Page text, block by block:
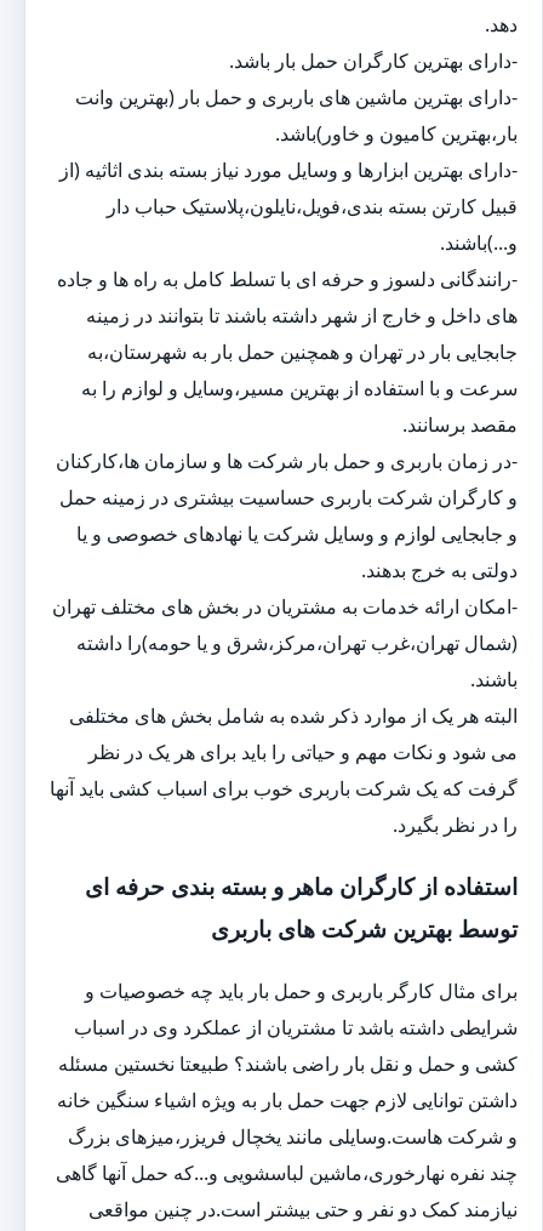
دهد.
-دارای بهترین کارگران حمل بار باشد.
-دارای بهترین ماشین های باربری و حمل بار (بهترین وانت
بار،بهترین کامیون و خاور)باشد.
-دارای بهترین ابزارها و وسایل مورد نیاز بسته بندی اثاثیه (از
قبیل کارتن بسته بندی،فویل،نایلون،پلاستیک حباب دار
و...)باشند.
-رانندگانی دلسوز و حرفه ای با تسلط کامل به راه ها و جاده
های داخل و خارج از شهر داشته باشند تا بتوانند در زمینه
جابجایی بار در تهران و همچنین حمل بار به شهرستان،به
سرعت و با استفاده از بهترین مسیر،وسایل و لوازم را به
مقصد برسانند.
-در زمان باربری و حمل بار شرکت ها و سازمان ها،کارکنان
و کارگران شرکت باربری حساسیت بیشتری در زمینه حمل
و جابجایی لوازم و وسایل شرکت یا نهادهای خصوصی و یا
دولتی به خرج بدهند.
-امکان ارائه خدمات به مشتریان در بخش های مختلف تهران
(شمال تهران،غرب تهران،مرکز،شرق و یا حومه)را داشته
باشند.
البته هر یک از موارد ذکر شده به شامل بخش های مختلفی
می شود و نکات مهم و حیاتی را باید برای هر یک در نظر
گرفت که یک شرکت باربری خوب برای اسباب کشی باید آنها
را در نظر بگیرد.
استفاده از کارگران ماهر و بسته بندی حرفه ای
توسط بهترین شرکت های باربری
برای مثال کارگر باربری و حمل بار باید چه خصوصیات و
شرایطی داشته باشد تا مشتریان از عملکرد وی در اسباب
کشی و حمل و نقل بار راضی باشند؟ طبیعتا نخستین مسئله
داشتن توانایی لازم جهت حمل بار به ویژه اشیاء سنگین خانه
و شرکت هاست.وسایلی مانند یخچال فریزر،میزهای بزرگ
چند نفره نهارخوری،ماشین لباسشویی و...که حمل آنها گاهی
نیازمند کمک دو نفر و حتی بیشتر است.در چنین مواقعی